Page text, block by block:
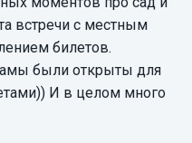
встречи с местным
билетов.
были открыты для
И в целом много